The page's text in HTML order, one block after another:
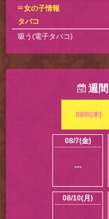
女の子情報
タバコ
吸う(電子タバコ)
週
08/6(木)
08/7(金)
---
08/10(月)